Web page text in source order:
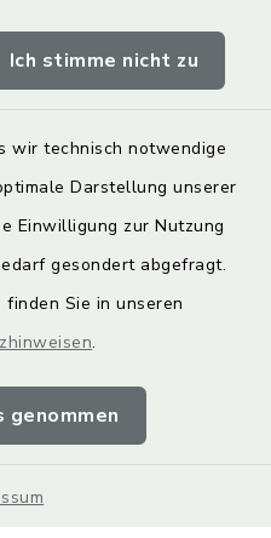
Ich stimme nicht zu
wir technisch notwendige
Darstellung unserer
Einwilligung zur Nutzung
gesondert abgefragt.
Sie in unseren
.
genommen